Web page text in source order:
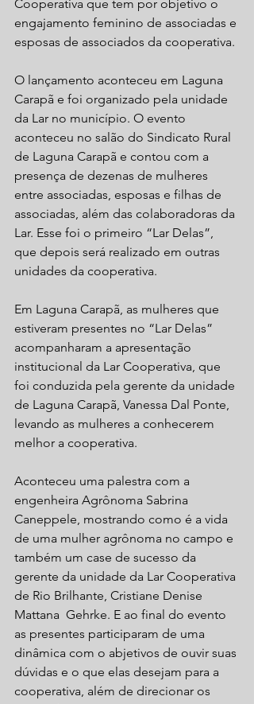
Cooperativa que tem por objetivo o
engajamento feminino de associadas e
esposas de associados da cooperativa.
O lançamento aconteceu em Laguna
Carapã e foi organizado pela unidade
da Lar no município. O evento
aconteceu no salão do Sindicato Rural
de Laguna Carapã e contou com a
presença de dezenas de mulheres
entre associadas, esposas e filhas de
associadas, além das colaboradoras da
Lar. Esse foi o primeiro “Lar Delas”,
que depois será realizado em outras
unidades da cooperativa.
Em Laguna Carapã, as mulheres que
estiveram presentes no “Lar Delas”
acompanharam a apresentação
institucional da Lar Cooperativa, que
foi conduzida pela gerente da unidade
de Laguna Carapã, Vanessa Dal Ponte,
levando as mulheres a conhecerem
melhor a cooperativa.
Aconteceu uma palestra com a
engenheira Agrônoma Sabrina
Caneppele, mostrando como é a vida
de uma mulher agrônoma no campo e
também um case de sucesso da
gerente da unidade da Lar Cooperativa
de Rio Brilhante, Cristiane Denise
Mattana  Gehrke. E ao final do evento
as presentes participaram de uma
dinâmica com o abjetivos de ouvir suas
dúvidas e o que elas desejam para a
cooperativa, além de direcionar os